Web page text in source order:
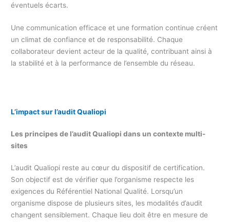
éventuels écarts.
Une communication efficace et une formation continue créent
un climat de confiance et de responsabilité. Chaque
collaborateur devient acteur de la qualité, contribuant ainsi à
la stabilité et à la performance de l’ensemble du réseau.
L’impact sur l’audit Qualiopi
Les principes de l’audit Qualiopi dans un contexte multi-
sites
L’audit Qualiopi reste au cœur du dispositif de certification.
Son objectif est de vérifier que l’organisme respecte les
exigences du Référentiel National Qualité. Lorsqu’un
organisme dispose de plusieurs sites, les modalités d’audit
changent sensiblement. Chaque lieu doit être en mesure de